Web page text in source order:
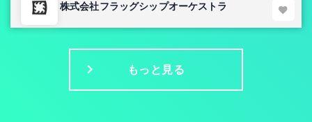
株式会社フラッグシップオーケストラ
もっと見る